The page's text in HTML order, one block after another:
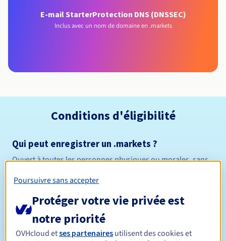
E-mail StarterProtection DNS (DNSSEC)
Inclus avec un nom de domaine en .markets
Conditions d'éligibilité
Qui peut enregistrer un .markets ?
Ouvert à toutes les personnes physiques ou morales, sans
Durée de réservation
Poursuivre sans accepter
Protéger votre vie privée est
notre priorité
OVHcloud etses partenaires utilisent des cookies et